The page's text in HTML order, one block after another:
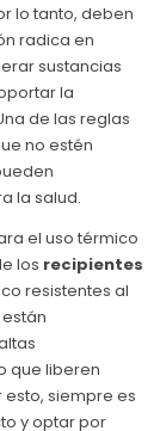
lo tanto, deben
radica en
sustancias
la
de las reglas
no estén
la salud.
el uso térmico
los recipientes
resistentes al
que liberen
siempre es
y optar por